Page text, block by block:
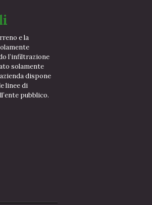
e la
l’infiltrazione
solamente
dispone
linee di
pubblico.